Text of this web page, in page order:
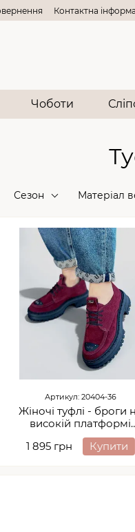
Контактна
Чоботи
Сезон Матеріал
Артикул: 20404-36
Жіночі туфлі - броги
високій платформі
натуральна замша 2-4
1 895 грн Купити